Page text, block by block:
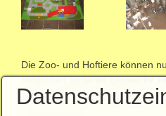
Die Zoo- und Hoftiere können
möglichen anderen Bauwerke
gucken, ob der Gorilla bis oben
klettern kann und ob sich